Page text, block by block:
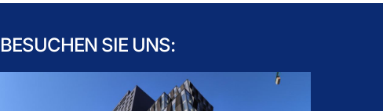
BESUCHEN SIE UNS: